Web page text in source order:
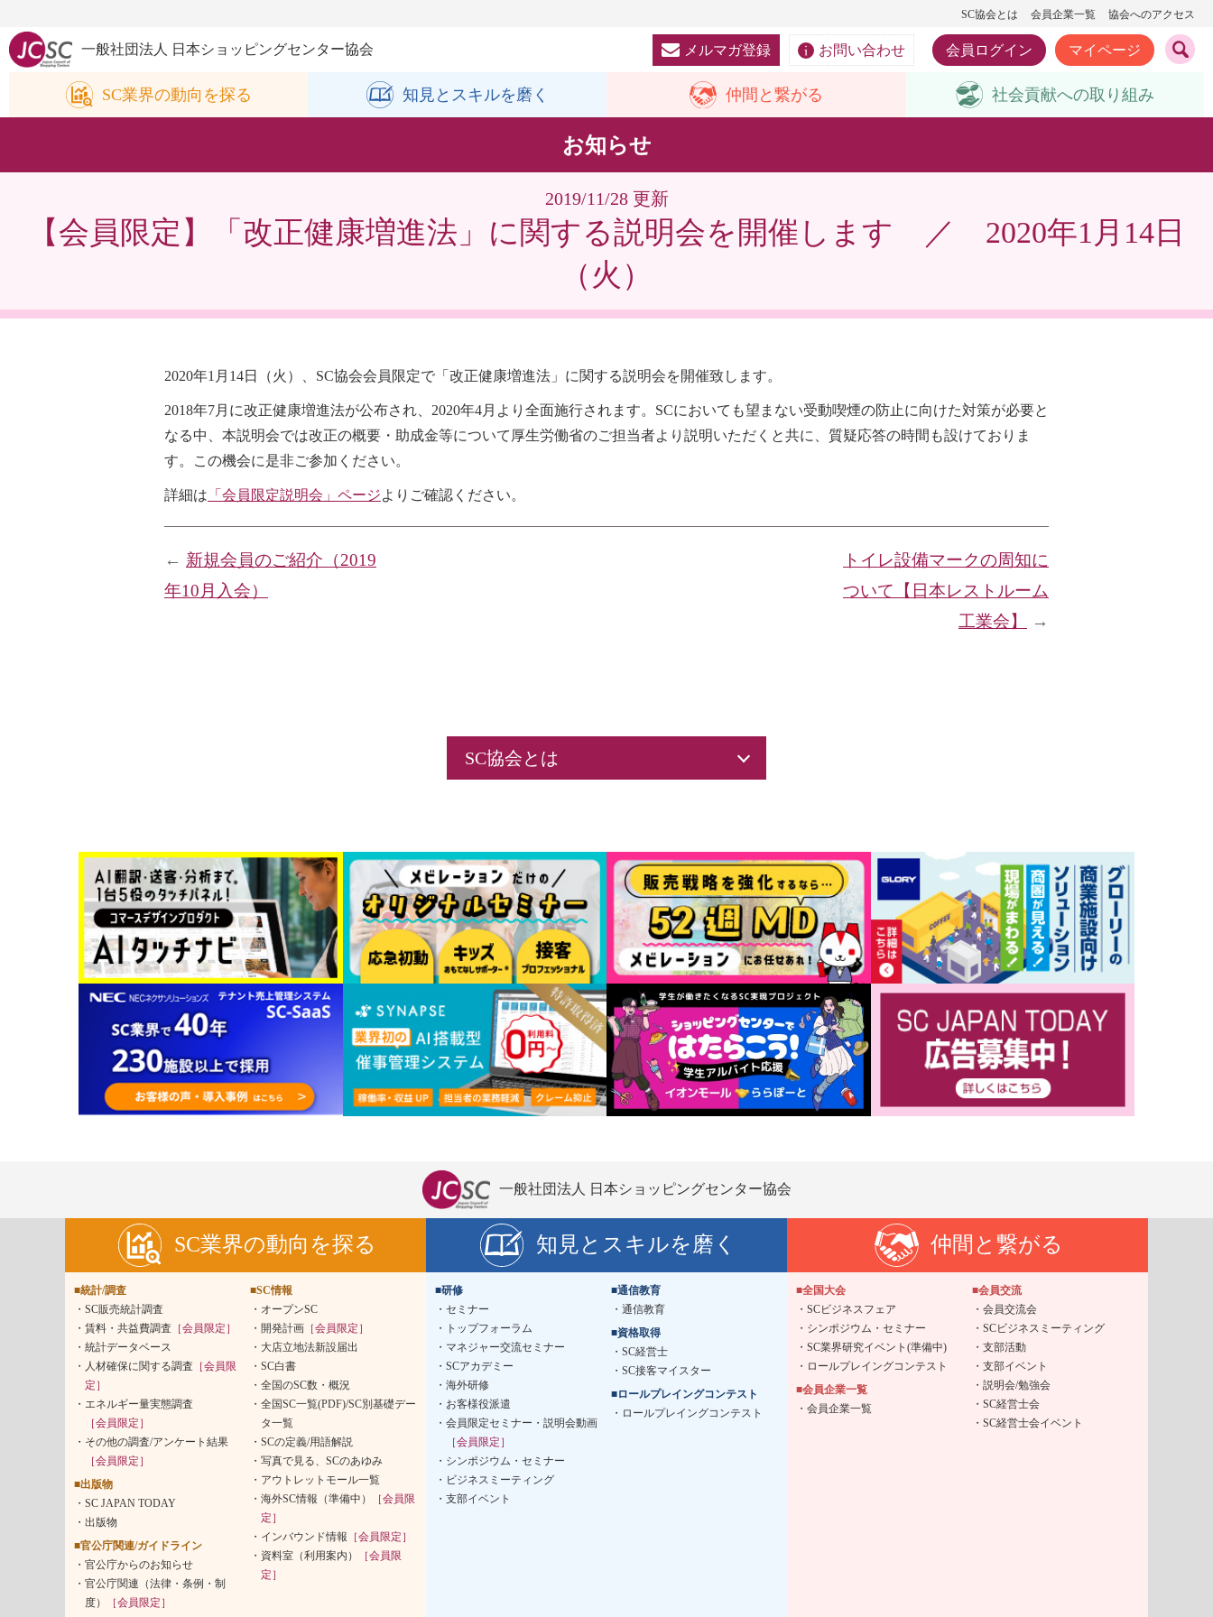
SC協会とは 会員企業一覧 協会へのアクセス
一般社団法人 日本ショッピングセンター協会 メルマガ登録 お問い合わせ 会員ログイン マイページ
SC業界の動向を探る 知見と スキルを磨く 仲間と 繋がる 社会貢献への取り組み
お知らせ
2019/11/28 更新
【会員限定】「改正健康増進法」に関する説明会を開催します ／ 2020年1月14日
（火）
2020年1月14日（火）、SC協会会員限定で「改正健康増進法」に関する説明会を開催致します。
2018年7月に改正健康増進法が公布され、2020年4月より全面施行されます。SCにおいても望まない受動喫煙の防止に向けた対策が必要と
なる中、本説明会では改正の概要・助成金等について厚生労働省のご担当者より説明いただくと共に、質疑応答の時間も設けておりま
す。この機会に是非ご参加ください。
詳細は 「会員限定説明会」ページよりご確認ください。
トイレ設備マークの周知に
ついて【日本レストルーム
工業会】
→
← 新規会員のご紹介（2019
年10月入会）
SC協会とは
一般社団法人 日本ショッピングセンター協会
SC業界の動向を探る
■統計/調査
SC販売統計調査
賃料・共益費調査 ［会員限定］
統計データベース
人材確保に関する調査 ［会員限
定］
エネルギー量実態調査
［会員限定］
その他の調査/アンケート結果
［会員限定］
■出版物
SC JAPAN TODAY
出版物
■官公庁関連/ガイドライン
官公庁からのお知らせ
官公庁関連（法律・条例・制
度）
［会員限定］
■SC情報
オープンSC
開発計画 ［会員限定］
大店立地法新設届出
SC白書
全国のSC数・概況
全国SC一覧(PDF)/SC別基礎デー
タ一覧
SCの定義/用語解説
写真で見る、SCのあゆみ
アウトレットモール一覧
海外SC情報（準備中）
［会員限
定］
インバウンド情報 ［会員限定］
資料室（利用案内）
［会員限
定］
知見とスキルを磨く
■研修
セミナー
トップフォーラム
マネジャー交流セミナー
SCアカデミー
海外研修
お客様役派遣
会員限定セミナー・説明会動画
［会員限定］
シンポジウム・セミナー
ビジネスミーティング
支部イベント
■通信教育
通信教育
■資格取得
SC経営士
SC接客マイスター
■ロールプレイングコンテスト
ロールプレイングコンテスト
仲間と繋がる
■全国大会
SCビジネスフェア
シンポジウム・セミナー
SC業界研究イベント(準備中)
ロールプレイングコンテスト
■会員企業一覧
会員企業一覧
■会員交流
会員交流会
SCビジネスミーティング
支部活動
支部イベント
説明会/勉強会
SC経営士会
SC経営士会イベント